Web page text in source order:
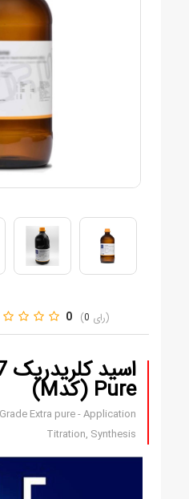
0 0
Pure (کدM)
Extra pure - Application
Titration, Synthesis